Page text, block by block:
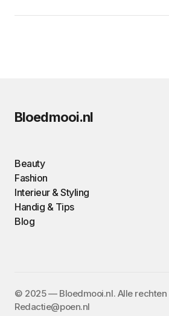
Bloedmooi.nl
Beauty
Fashion
Interieur & Styling
Handig & Tips
Blog
©️ 2025 — Bloedmooi.nl. Alle rechten
Redactie@poen.nl